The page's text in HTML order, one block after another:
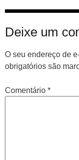
Deixe um
O seu endereço de
obrigatórios são
Comentário *